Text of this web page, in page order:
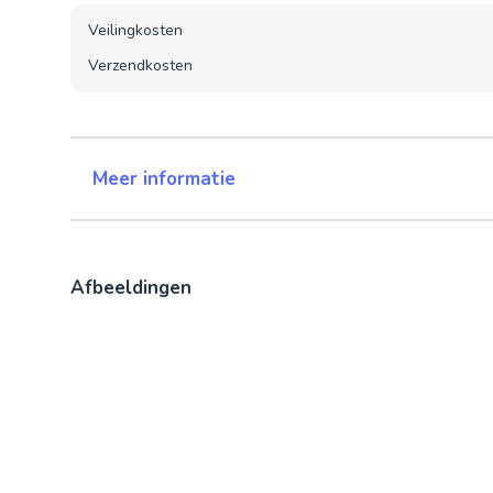
Veilingkosten
Verzendkosten
Meer informatie
Afbeeldingen